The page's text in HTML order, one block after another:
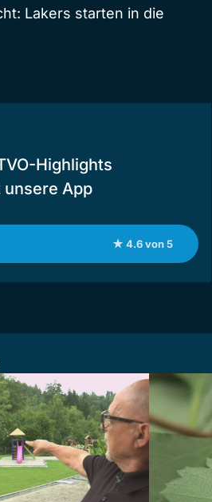
Lakers starten in die
Highlights
App
★ 4.6 von 5